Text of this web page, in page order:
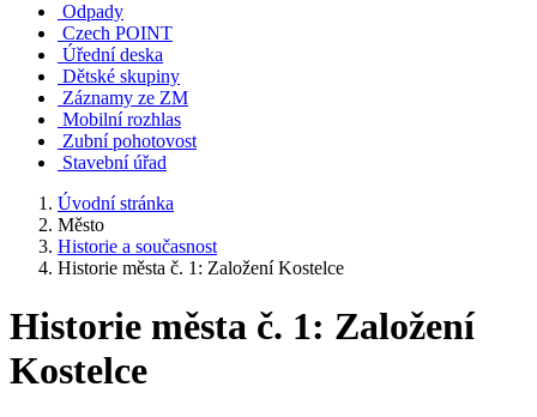
Odpady
Czech POINT
Úřední deska
Dětské skupiny
Záznamy ze ZM
Mobilní rozhlas
Zubní pohotovost
Stavební úřad
Úvodní stránka
Město
Historie a současnost
Historie města č. 1: Založení Kostelce
Historie města č. 1: Založení
Kostelce